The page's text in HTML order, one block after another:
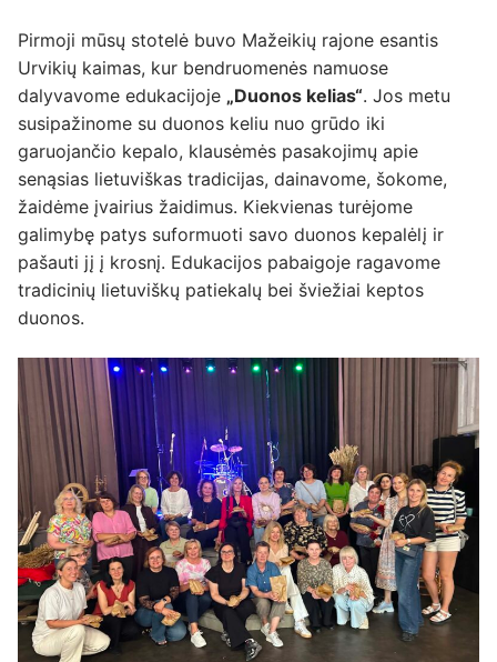
Pirmoji mūsų stotelė buvo Mažeikių rajone esantis
Urvikių kaimas, kur bendruomenės namuose
dalyvavome edukacijoje „Duonos kelias“. Jos metu
susipažinome su duonos keliu nuo grūdo iki
garuojančio kepalo, klausėmės pasakojimų apie
senąsias lietuviškas tradicijas, dainavome, šokome,
žaidėme įvairius žaidimus. Kiekvienas turėjome
galimybę patys suformuoti savo duonos kepalėlį ir
pašauti jį į krosnį. Edukacijos pabaigoje ragavome
tradicinių lietuviškų patiekalų bei šviežiai keptos
duonos.